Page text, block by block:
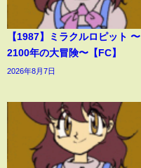
【1987】ミラクルロピット 〜
2100年の大冒険〜【FC】
2026年8月7日